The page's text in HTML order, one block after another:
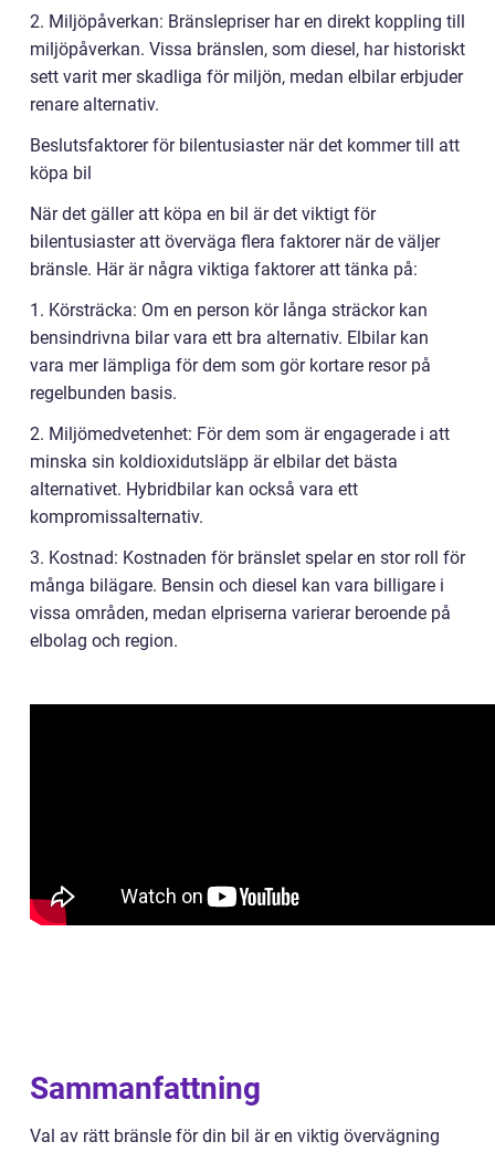
2. Miljöpåverkan: Bränslepriser har en direkt koppling till
miljöpåverkan. Vissa bränslen, som diesel, har historiskt
sett varit mer skadliga för miljön, medan elbilar erbjuder
renare alternativ.
Beslutsfaktorer för bilentusiaster när det kommer till att
köpa bil
När det gäller att köpa en bil är det viktigt för
bilentusiaster att överväga flera faktorer när de väljer
bränsle. Här är några viktiga faktorer att tänka på:
1. Körsträcka: Om en person kör långa sträckor kan
bensindrivna bilar vara ett bra alternativ. Elbilar kan
vara mer lämpliga för dem som gör kortare resor på
regelbunden basis.
2. Miljömedvetenhet: För dem som är engagerade i att
minska sin koldioxidutsläpp är elbilar det bästa
alternativet. Hybridbilar kan också vara ett
kompromissalternativ.
3. Kostnad: Kostnaden för bränslet spelar en stor roll för
många bilägare. Bensin och diesel kan vara billigare i
vissa områden, medan elpriserna varierar beroende på
elbolag och region.
Sammanfattning
Val av rätt bränsle för din bil är en viktig övervägning